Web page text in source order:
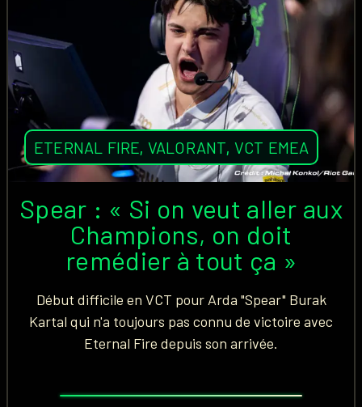
ETERNAL FIRE, VALORANT, VCT EMEA
Spear : « Si on veut aller aux
Champions, on doit
remédier à tout ça »
Début difficile en VCT pour Arda "Spear" Burak
Kartal qui n'a toujours pas connu de victoire avec
Eternal Fire depuis son arrivée.